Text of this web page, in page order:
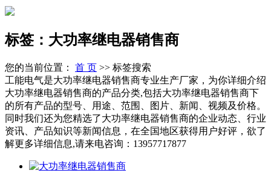
标签：大功率继电器销售商
您的当前位置： 首 页 >> 标签搜索
工能电气是大功率继电器销售商专业生产厂家，为你详细介绍
大功率继电器销售商的产品分类,包括大功率继电器销售商下
的所有产品的型号、用途、范围、图片、新闻、视频及价格。
同时我们还为您精选了大功率继电器销售商的企业动态、行业
资讯、产品知识等新闻信息，在全国地区获得用户好评，欲了
解更多详细信息,请来电咨询：13957717877